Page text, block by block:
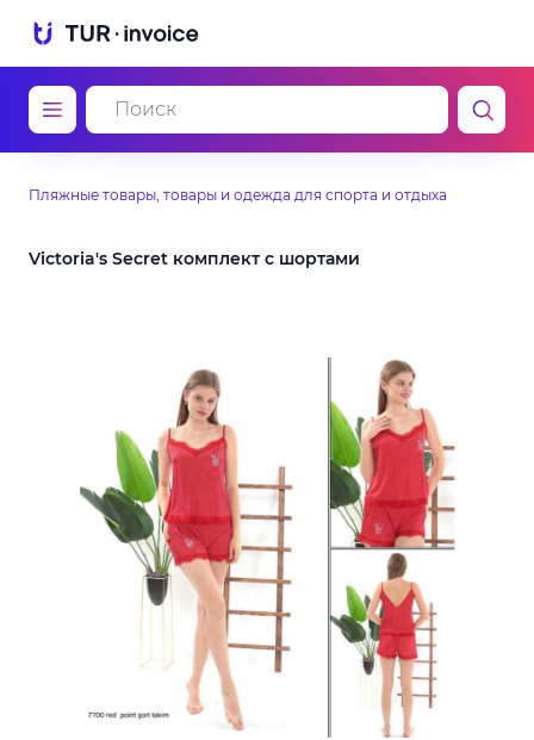
Пляжные товары, товары и одежда для спорта и отдыха
Victoria's Secret комплект с шортами